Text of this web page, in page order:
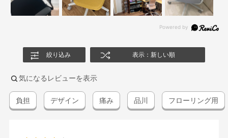
絞り込み 表示：新しい順
気になるレビューを表示
負担 デザイン 痛み 品川 フローリング用